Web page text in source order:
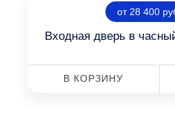
от 28 400
Входная дверь в
В КОРЗИНУ